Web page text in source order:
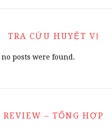
TRA CỨU HUYỆT VỊ
no posts were found.
REVIEW – TỔNG HỢP